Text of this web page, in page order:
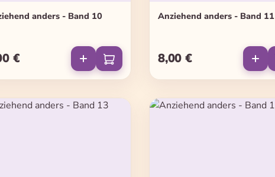
anders - Band 10
Preis:
€
Anziehend anders - Band 11
Regulärer Preis:
8,00 €